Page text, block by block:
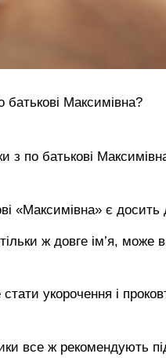
батькові Максимівна?
з по батькові
«Максимівна» є
ж довге ім’я, може
укорочення і
все ж рекомендують